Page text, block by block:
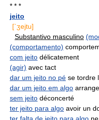
* * *
jeito
[`ʒejtu]
Substantivo masculino
(comportamento)
com jeito délicatement
(agir) avec tact
dar um jeito no pé se tordre
dar um jeito em algo
sem jeito déconcerté
ter jeito para algo avoir un